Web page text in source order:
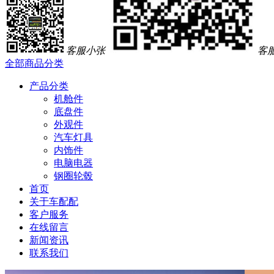
客服小张
客
全部商品分类
产品分类
机舱件
底盘件
外观件
汽车灯具
内饰件
电脑电器
钢圈轮毂
首页
关于车配配
客户服务
在线留言
新闻资讯
联系我们